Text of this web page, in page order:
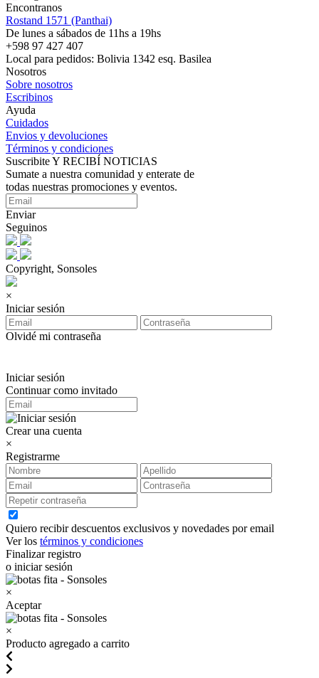
Encontranos
Rostand 1571 (Panthai)
De lunes a sábados de 11hs a 19hs
+598 97 427 407
Local para pedidos: Bolivia 1342 esq. Basilea
Nosotros
Sobre nosotros
Escribinos
Ayuda
Cuidados
Envios y devoluciones
Términos y condiciones
Suscribite Y RECIBÍ NOTICIAS
Sumate a nuestra comunidad y enterate de
todas nuestras promociones y eventos.
Enviar
Seguinos
Copyright, Sonsoles
×
Iniciar sesión
Olvidé mi contraseña
Iniciar sesión
Continuar como invitado
Crear una cuenta
×
Registrarme
Quiero recibir descuentos exclusivos y novedades por email
Ver los términos y condiciones
Finalizar registro
o iniciar sesión
×
Aceptar
×
Producto agregado a carrito